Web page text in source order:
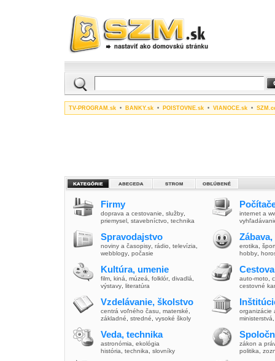
TV-PROGRAM.sk • BANKY.sk • POISTOVNE.sk • VIANOCE.sk •
Firmy
doprava a cestovanie služby
priemysel stavebníctvo technika
Spravodajstvo
noviny a časopisy rádio televízia
webblogy počasie
Kultúra, umenie
film kiná múzeá folklór, divadlá
výstavy literatúra
Vzdelávanie, školstvo
centrá voľného času materské
základné
stredné vysoké školy
Veda, technika
astronómia
ekológia
história
technika slovníky
internet a
erotika
hobby
auto-moto
cestovné
organizácie
ministerstvá
zákon a
politika